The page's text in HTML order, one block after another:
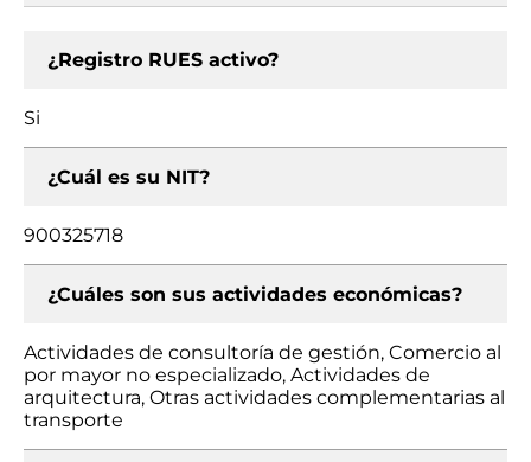
¿Registro RUES activo?
Si
¿Cuál es su NIT?
900325718
¿Cuáles son sus actividades económicas?
Actividades de consultoría de gestión, Comercio al
por mayor no especializado, Actividades de
arquitectura, Otras actividades complementarias al
transporte